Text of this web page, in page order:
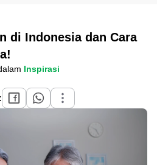
di Indonesia dan Cara
Inspirasi